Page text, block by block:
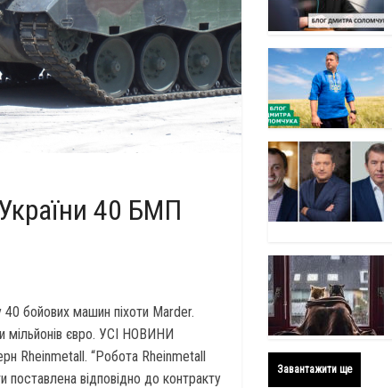
40 БМП
бойових машин піхоти Marder.
мільйонів євро. УСІ НОВИНИ
“Робота Rheinmetall
відповідно до контракту
Завантажити ще